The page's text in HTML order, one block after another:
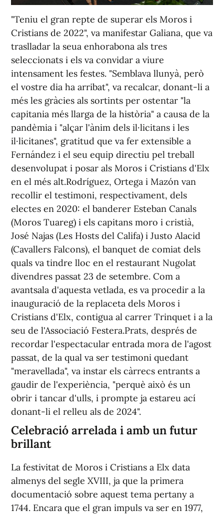
"Teniu el gran repte de superar els Moros i
Cristians de 2022", va manifestar Galiana, que va
traslladar la seua enhorabona als tres
seleccionats i els va convidar a viure
intensament les festes. "Semblava llunyà, però
el vostre dia ha arribat", va recalcar, donant-li a
més les gràcies als sortints per ostentar "la
capitania més llarga de la història" a causa de la
pandèmia i "alçar l'ànim dels il·licitans i les
il·licitanes", gratitud que va fer extensible a
Fernández i el seu equip directiu pel treball
desenvolupat i posar als Moros i Cristians d'Elx
en el més alt.Rodríguez, Ortega i Mazón van
recollir el testimoni, respectivament, dels
electes en 2020: el banderer Esteban Canals
(Moros Tuareg) i els capitans moro i cristià,
José Najas (Les Hosts del Califa) i Justo Alacid
(Cavallers Falcons), el banquet de comiat dels
quals va tindre lloc en el restaurant Nugolat
divendres passat 23 de setembre. Com a
avantsala d'aquesta vetlada, es va procedir a la
inauguració de la replaceta dels Moros i
Cristians d'Elx, contigua al carrer Trinquet i a la
seu de l'Associació Festera.Prats, després de
recordar l'espectacular entrada mora de l'agost
passat, de la qual va ser testimoni quedant
"meravellada", va instar els càrrecs entrants a
gaudir de l'experiència, "perquè això és un
obrir i tancar d'ulls, i prompte ja estareu ací
donant-li el relleu als de 2024".
Celebració arrelada i amb un futur
brillant
La festivitat de Moros i Cristians a Elx data
almenys del segle XVIII, ja que la primera
documentació sobre aquest tema pertany a
1744. Encara que el gran impuls va ser en 1977,